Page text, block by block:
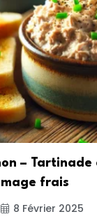
– Tartinade
frais
8 Février 2025